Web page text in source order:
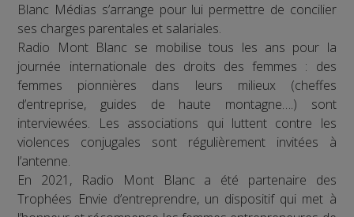
Blanc Médias s’arrange pour lui permettre de concilier
ses charges parentales et salariales.
Radio Mont Blanc se mobilise tous les ans pour la
journée internationale des droits des femmes : des
femmes pionnières dans leurs milieux (cheffes
d’entreprise, guides de haute montagne….) sont
interviewées. Les associations qui luttent contre les
violences conjugales sont régulièrement invitées à
l’antenne.
En 2021, Radio Mont Blanc a été partenaire des
Trophées Envie d’entreprendre, un dispositif qui met à